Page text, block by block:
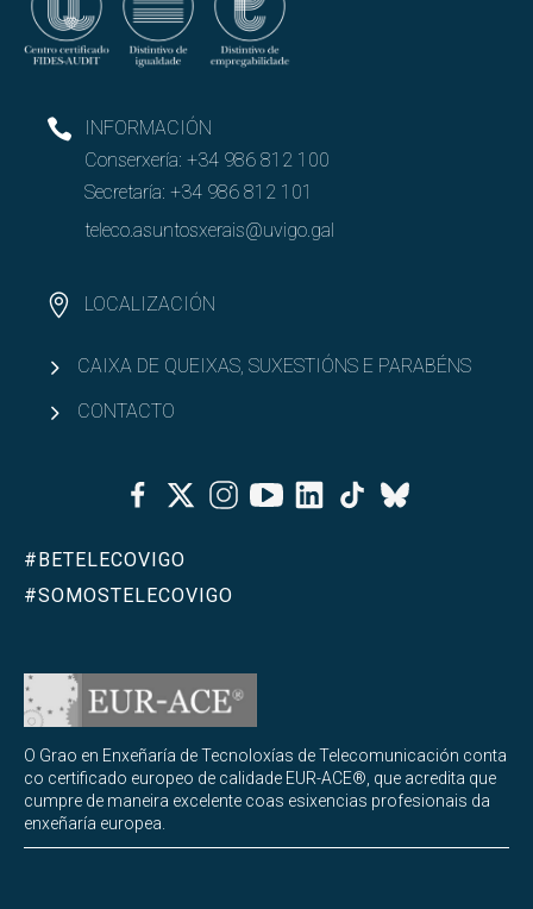
INFORMACIÓN
Conserxería: +34 986 812 100
Secretaría: +34 986 812 101
teleco.asuntosxerais@uvigo.gal
LOCALIZACIÓN
CAIXA DE QUEIXAS, SUXESTIÓNS E PARABÉNS
CONTACTO
FacebookTwitterInstagramYoutubeLinkedinTiktok
Bluesky
#BETELECOVIGO
#SOMOSTELECOVIGO
O Grao en Enxeñaría de Tecnoloxías de Telecomunicación conta
co certificado europeo de calidade EUR-ACE®, que acredita que
cumpre de maneira excelente coas esixencias profesionais da
enxeñaría europea.